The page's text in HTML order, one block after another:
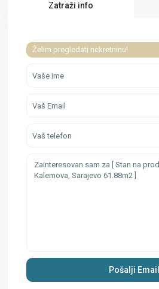
Zatraži info
Želim pregledati nekretninu!